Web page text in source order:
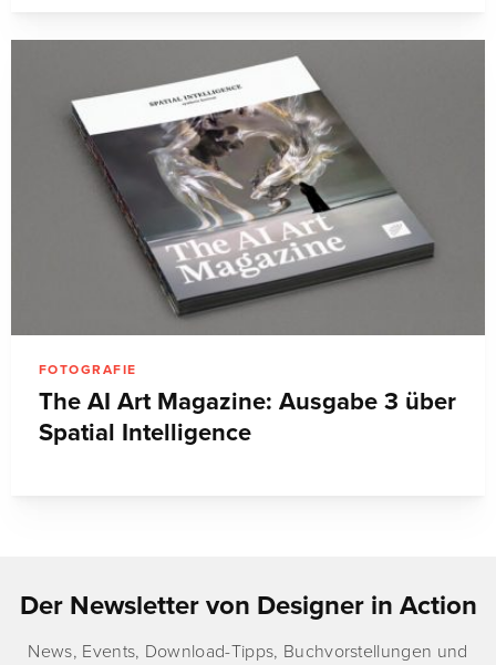
FOTOGRAFIE
The AI Art Magazine: Ausgabe 3 über
Spatial Intelligence
Der Newsletter von Designer in Action
News, Events, Download-Tipps, Buchvorstellungen und